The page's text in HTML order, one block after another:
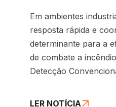
Em ambientes
resposta rápida e
determinante para a
de combate a
Detecção
LER NOTÍCIA